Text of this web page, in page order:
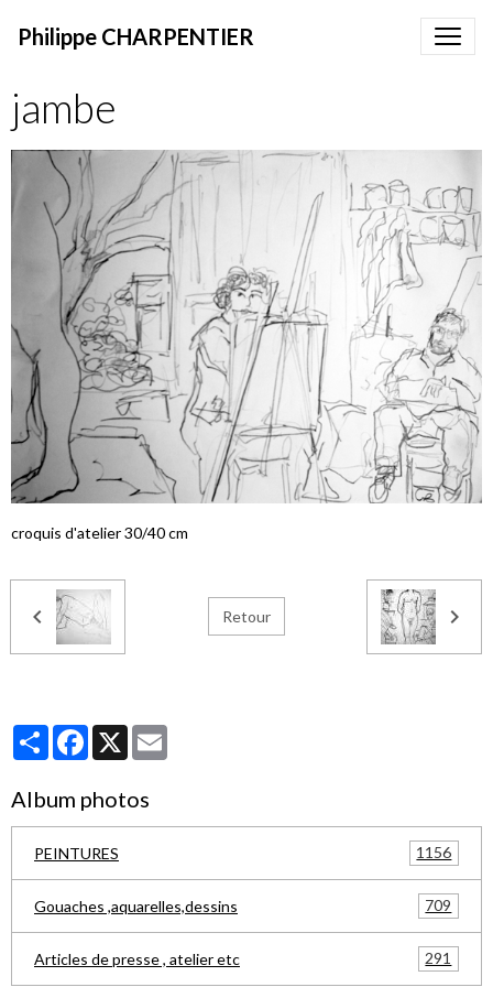
Philippe CHARPENTIER
jambe
croquis d'atelier 30/40 cm
Retour
PartagerFacebook
X
Album photos
PEINTURES 1156
Gouaches ,aquarelles,dessins 709
Articles de presse , atelier etc 291